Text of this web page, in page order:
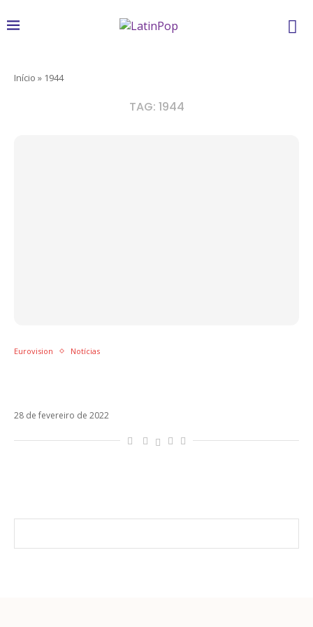
Início » 1944
TAG: 1944
Eurovision Notícias
28 de fevereiro de 2022